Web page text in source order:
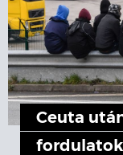
Ceuta
fordulatok